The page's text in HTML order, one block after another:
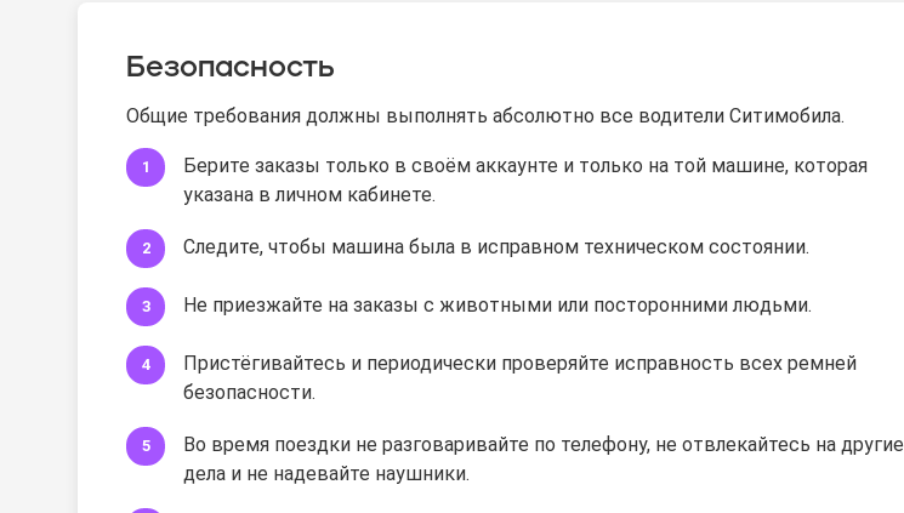
Безопасность
Общие требования должны выполнять абсолютно все водители Ситимобила.
Берите заказы только в своём аккаунте и только на той машине, которая
указана в личном кабинете.
Следите, чтобы машина была в исправном техническом состоянии.
Не приезжайте на заказы с животными или посторонними людьми.
Пристёгивайтесь и периодически проверяйте исправность всех ремней
безопасности.
Во время поездки не разговаривайте по телефону, не отвлекайтесь на другие
дела и не надевайте наушники.